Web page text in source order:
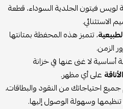
فيتون الجلدية السوداء، قطعة
، تتميز هذه المحفظة بمتانتها
الزمن.
أساسية لا غنى عنها في خزانة
على أي مظهر.
احتياجاتك من النقود والبطاقات،
وسهولة الوصول إليها.